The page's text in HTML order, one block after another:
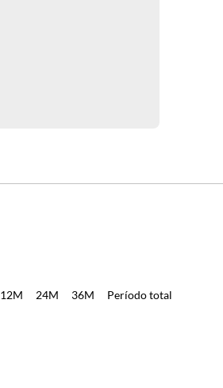
12M 24M 36M Período total